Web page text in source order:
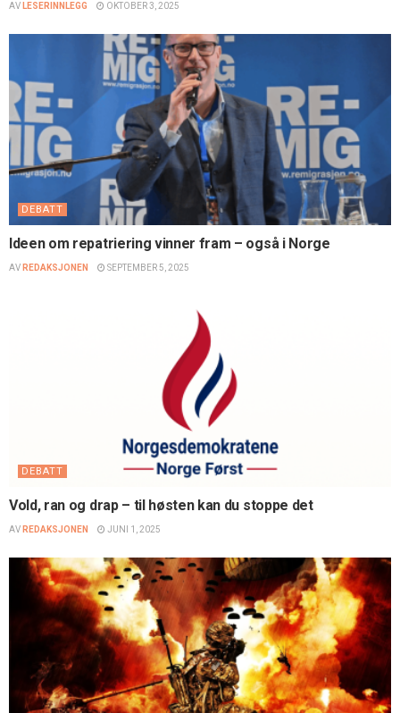
AV LESERINNLEGG OKTOBER 3, 2025
DEBATT
Ideen om repatriering vinner fram – også i Norge
AV REDAKSJONEN SEPTEMBER 5, 2025
DEBATT
Vold, ran og drap – til høsten kan du stoppe det
AV REDAKSJONEN JUNI 1, 2025